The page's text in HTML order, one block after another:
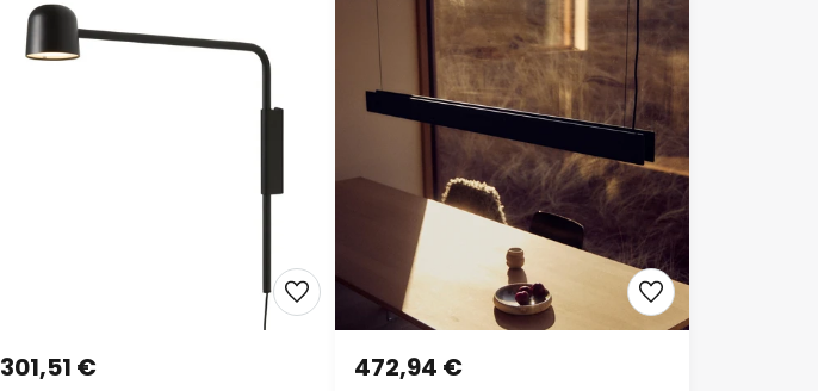
Applique murale LED Satellite de FRANDSEN Suspension Bridge,